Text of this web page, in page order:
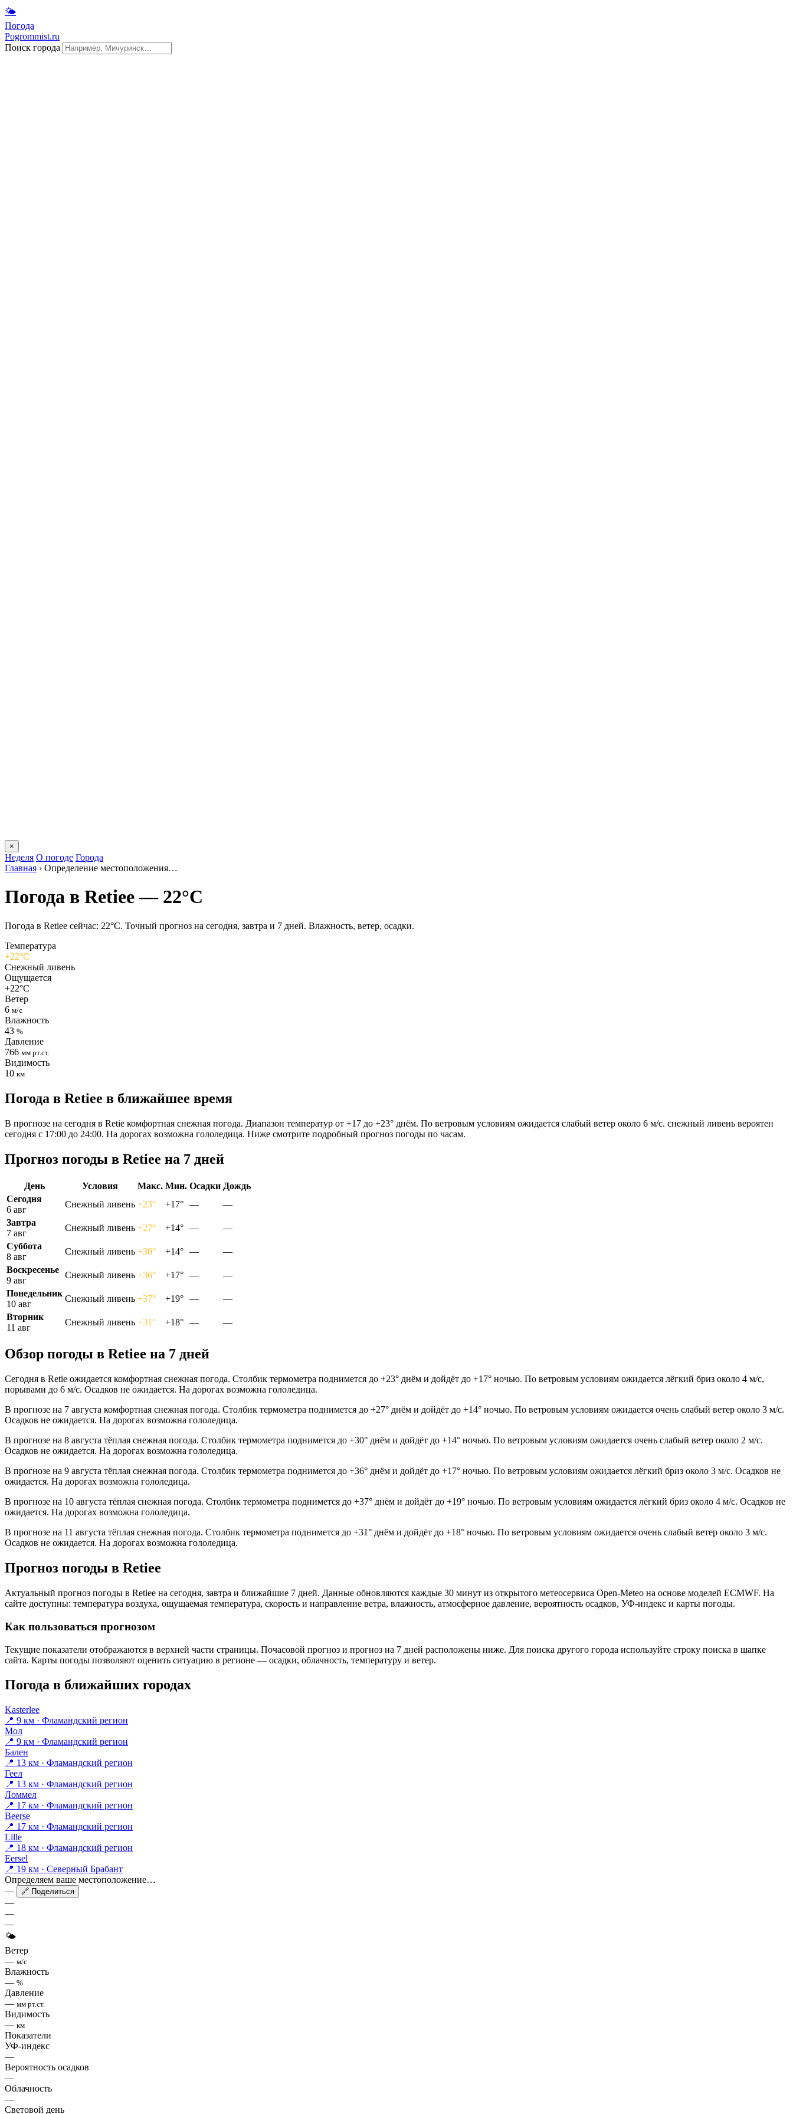
🌤
Погода
Pogrommist.ru
Поиск города
×
Неделя О погоде Города
Главная › Определение местоположения…
Погода в Retieе — 22°C
Погода в Retieе сейчас: 22°C. Точный прогноз на сегодня, завтра и 7 дней. Влажность, ветер, осадки.
Температура
+22°C
Снежный ливень
Ощущается
+22°C
Ветер
6 м/с
Влажность
43 %
Давление
766 мм рт.ст.
Видимость
10 км
Погода в Retieе в ближайшее время
В прогнозе на сегодня в Retie комфортная снежная погода. Диапазон температур от +17 до +23° днём. По ветровым условиям ожидается слабый ветер около 6 м/с. снежный ливень вероятен
сегодня с 17:00 до 24:00. На дорогах возможна гололедица. Ниже смотрите подробный прогноз погоды по часам.
Прогноз погоды в Retieе на 7 дней
День Условия Макс. Мин. Осадки Дождь
Сегодня
6 авг
Снежный ливень +23° +17° —
—
Завтра
7 авг
Снежный ливень +27° +14° —
—
Суббота
8 авг
Снежный ливень +30° +14° —
—
Воскресенье
9 авг
Снежный ливень +36° +17° —
—
Понедельник
10 авг
Снежный ливень +37° +19° —
—
Вторник
11 авг
Снежный ливень +31° +18° — —
Обзор погоды в Retieе на 7 дней
Сегодня в Retie ожидается комфортная снежная погода. Столбик термометра поднимется до +23° днём и дойдёт до +17° ночью. По ветровым условиям ожидается лёгкий бриз около 4 м/с,
порывами до 6 м/с. Осадков не ожидается. На дорогах возможна гололедица.
В прогнозе на 7 августа комфортная снежная погода. Столбик термометра поднимется до +27° днём и дойдёт до +14° ночью. По ветровым условиям ожидается очень слабый ветер около 3 м/с.
Осадков не ожидается. На дорогах возможна гололедица.
В прогнозе на 8 августа тёплая снежная погода. Столбик термометра поднимется до +30° днём и дойдёт до +14° ночью. По ветровым условиям ожидается очень слабый ветер около 2 м/с.
Осадков не ожидается. На дорогах возможна гололедица.
В прогнозе на 9 августа тёплая снежная погода. Столбик термометра поднимется до +36° днём и дойдёт до +17° ночью. По ветровым условиям ожидается лёгкий бриз около 3 м/с. Осадков не
ожидается. На дорогах возможна гололедица.
В прогнозе на 10 августа тёплая снежная погода. Столбик термометра поднимется до +37° днём и дойдёт до +19° ночью. По ветровым условиям ожидается лёгкий бриз около 4 м/с. Осадков не
ожидается. На дорогах возможна гололедица.
В прогнозе на 11 августа тёплая снежная погода. Столбик термометра поднимется до +31° днём и дойдёт до +18° ночью. По ветровым условиям ожидается очень слабый ветер около 3 м/с.
Осадков не ожидается. На дорогах возможна гололедица.
Прогноз погоды в Retieе
Актуальный прогноз погоды в Retieе на сегодня, завтра и ближайшие 7 дней. Данные обновляются каждые 30 минут из открытого метеосервиса Open-Meteo на основе моделей ECMWF. На
сайте доступны: температура воздуха, ощущаемая температура, скорость и направление ветра, влажность, атмосферное давление, вероятность осадков, УФ-индекс и карты погоды.
Как пользоваться прогнозом
Текущие показатели отображаются в верхней части страницы. Почасовой прогноз и прогноз на 7 дней расположены ниже. Для поиска другого города используйте строку поиска в шапке
сайта. Карты погоды позволяют оценить ситуацию в регионе — осадки, облачность, температуру и ветер.
Погода в ближайших городах
Kasterlee
📍 9 км · Фламандский регион
Мол
📍 9 км · Фламандский регион
Бален
📍 13 км · Фламандский регион
Геел
📍 13 км · Фламандский регион
Ломмел
📍 17 км · Фламандский регион
Beerse
📍 17 км · Фламандский регион
Lille
📍 18 км · Фламандский регион
Eersel
📍 19 км · Северный Брабант
Определяем ваше местоположение…
—
🔗 Поделиться
—
—
—
🌤
Ветер
— м/с
Влажность
— %
Давление
— мм рт.ст.
Видимость
— км
Показатели
УФ-индекс
—
Вероятность осадков
—
Облачность
—
Световой день